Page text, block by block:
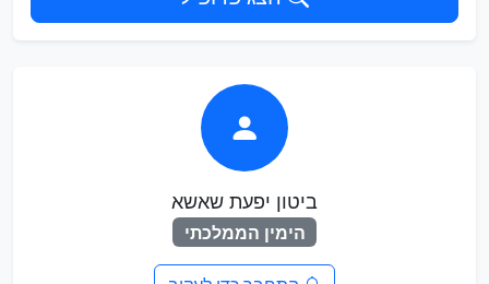
ביטון יפעת שאשא
הימין הממלכתי